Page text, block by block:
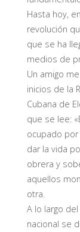
Hasta hoy,
revolución
que se ha
medios de
Un amigo
inicios de la
Cubana de
que se lee:
ocupado
dar la vida
obrera y
aquellos
otra.
A lo largo
nacional se